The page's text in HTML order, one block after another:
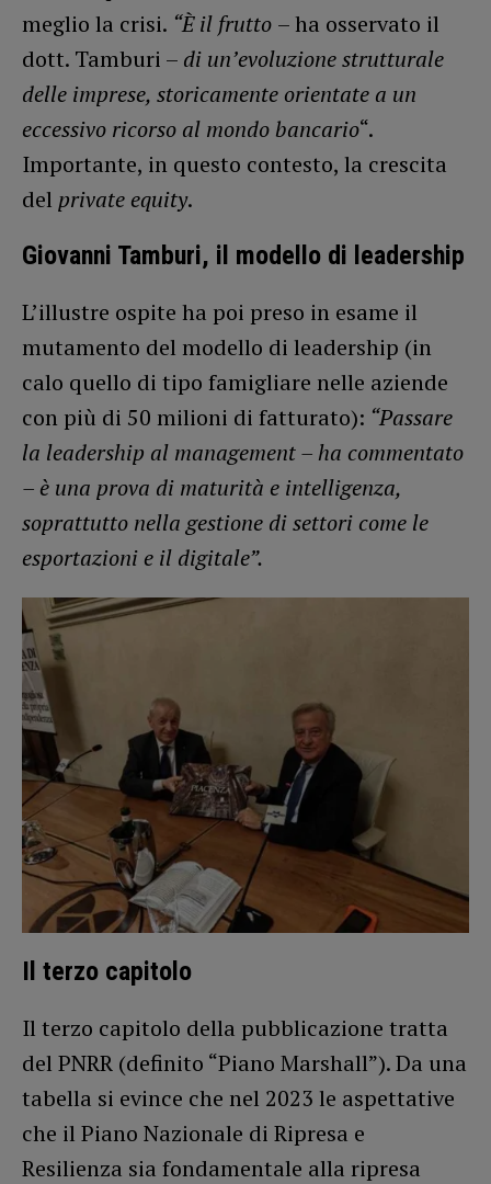
meglio la crisi. “È il frutto – ha osservato il
dott. Tamburi – di un’evoluzione strutturale
delle imprese, storicamente orientate a un
eccessivo ricorso al mondo bancario“.
Importante, in questo contesto, la crescita
del private equity.
Giovanni Tamburi, il modello di leadership
L’illustre ospite ha poi preso in esame il
mutamento del modello di leadership (in
calo quello di tipo famigliare nelle aziende
con più di 50 milioni di fatturato): “Passare
la leadership al management – ha commentato
– è una prova di maturità e intelligenza,
soprattutto nella gestione di settori come le
esportazioni e il digitale”.
Il terzo capitolo
Il terzo capitolo della pubblicazione tratta
del PNRR (definito “Piano Marshall”). Da una
tabella si evince che nel 2023 le aspettative
che il Piano Nazionale di Ripresa e
Resilienza sia fondamentale alla ripresa